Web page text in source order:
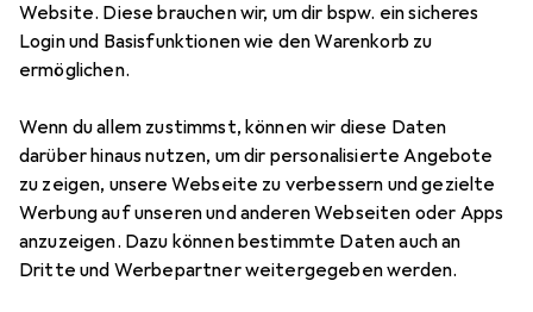
Website. Diese brauchen wir, um dir bspw. ein sicheres
Login und Basisfunktionen wie den Warenkorb zu
ermöglichen.
Wenn du allem zustimmst, können wir diese Daten
darüber hinaus nutzen, um dir personalisierte Angebote
zu zeigen, unsere Webseite zu verbessern und gezielte
Werbung auf unseren und anderen Webseiten oder Apps
anzuzeigen. Dazu können bestimmte Daten auch an
Dritte und Werbepartner weitergegeben werden.
Nouba Twist & Write Automatik-
Konturenstift Nr.6
Pink
Preis in EUR inkl. MwSt.
EUR
12,02
Bewertungen Marke
Mehr von Nouba